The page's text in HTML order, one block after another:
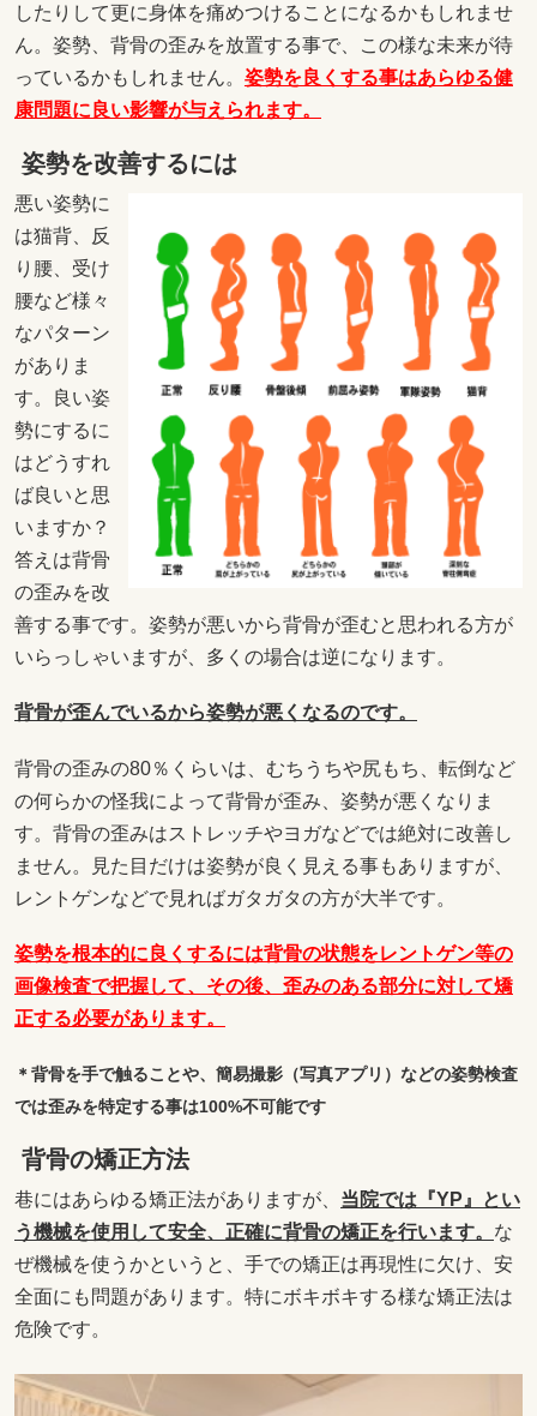
したりして更に身体を痛めつけることになるかもしれませ
ん。姿勢、背骨の歪みを放置する事で、この様な未来が待
っているかもしれません。 姿勢を良くする事はあらゆる健
康問題に良い影響が与えられます。
姿勢を改善するには
悪い姿勢に
は猫背、反
り腰、受け
腰など様々
なパターン
がありま
す。良い姿
勢にするに
はどうすれ
ば良いと思
いますか？
答えは背骨
の歪みを改
善する事です。姿勢が悪いから背骨が歪むと思われる方が
いらっしゃいますが、多くの場合は逆になります。
背骨が歪んでいるから姿勢が悪くなるのです。
背骨の歪みの80％くらいは、むちうちや尻もち、転倒など
の何らかの怪我によって背骨が歪み、姿勢が悪くなりま
す。背骨の歪みはストレッチやヨガなどでは絶対に改善し
ません。見た目だけは姿勢が良く見える事もありますが、
レントゲンなどで見ればガタガタの方が大半です。
姿勢を根本的に良くするには背骨の状態をレントゲン等の
画像検査で把握して、その後、歪みのある部分に対して矯
正する必要があります。
＊背骨を手で触ることや、簡易撮影（写真アプリ）などの姿勢検査
では歪みを特定する事は100%不可能です
背骨の矯正方法
巷にはあらゆる矯正法がありますが、 当院では『YP』とい
う機械を使用して安全、正確に背骨の矯正を行います。 な
ぜ機械を使うかというと、手での矯正は再現性に欠け、安
全面にも問題があります。特にボキボキする様な矯正法は
危険です。